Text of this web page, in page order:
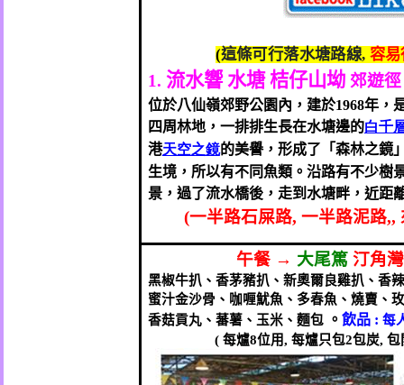
(這條可行落水塘路線,容易
1. 流水響 水塘 桔仔山坳 郊遊徑
位於八仙嶺郊野公園內，建於1968年，
四周林地，一排排生長在水塘邊的白千
港天空之鏡的美譽，形成了「森林之鏡
生境，所以有不同魚類。沿路有不少樹
景，過了流水橋後，走到水塘畔，近距
(一半路石屎路,一半路泥路,,
午餐 → 大尾篤 汀角
黑椒牛扒、香茅豬扒、新奧爾良雞扒、香
蜜汁金沙骨、咖喱魷魚、多春魚、燒賣、
香菇貢丸、蕃薯、玉米、麵包 。 飲品: 每
( 每爐8位用, 每爐只包2包炭, 包